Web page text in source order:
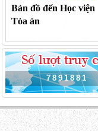
Bản đồ đến Học viện
Tòa án
7 8 9 1 8 8 1